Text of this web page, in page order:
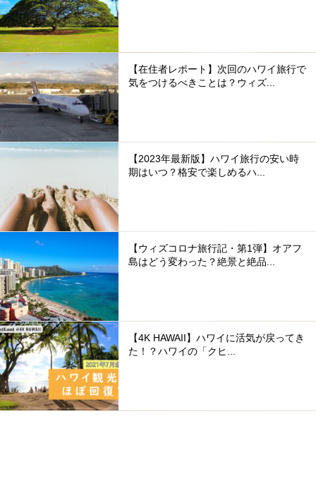
【在住者レポート】次回のハワイ旅行で
気をつけるべきことは？ウィズ...
【2023年最新版】ハワイ旅行の安い時
期はいつ？格安で楽しめるハ...
【ウィズコロナ旅行記・第1弾】オアフ
島はどう変わった？絶景と絶品...
【4K HAWAII】ハワイに活気が戻ってき
た！？ハワイの「クヒ...